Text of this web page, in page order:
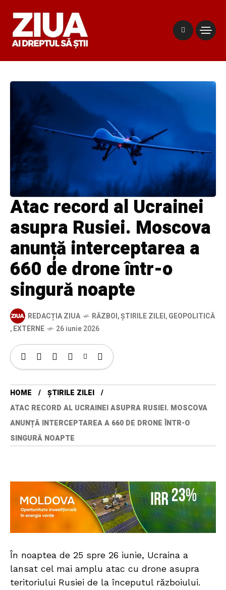
Atac record al Ucrainei
asupra Rusiei. Moscova
anunță interceptarea a
660 de drone într-o
singură noapte
REDACȚIA ZIUA RĂZBOI,ȘTIRILE ZILEI,GEOPOLITICĂ
,EXTERNE 26 iunie 2026
HOME
ȘTIRILE ZILEI
ATAC RECORD AL UCRAINEI ASUPRA RUSIEI. MOSCOVA
ANUNȚĂ INTERCEPTAREA A 660 DE DRONE ÎNTR-O
SINGURĂ NOAPTE
În noaptea de 25 spre 26 iunie, Ucraina a
lansat cel mai amplu atac cu drone asupra
teritoriului Rusiei de la începutul războiului.